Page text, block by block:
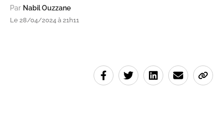
Par Nabil Ouzzane
Le 28/04/2024 à 21h11